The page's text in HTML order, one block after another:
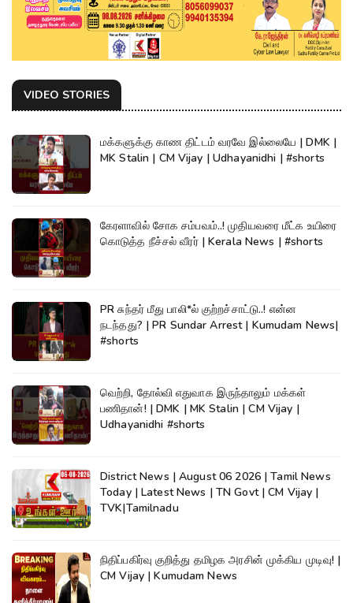
VIDEO STORIES
மக்களுக்கு காண திட்டம் வரவே இல்லையே | DMK |
MK Stalin | CM Vijay | Udhayanidhi | #shorts
கேரளாவில் சோக சம்பவம்..! முதியவரை மீட்க உயிரை
கொடுத்த நீச்சல் வீரர் | Kerala News | #shorts
PR சுந்தர் மீது பாலி*ல் குற்றச்சாட்டு..! என்ன
நடந்தது? | PR Sundar Arrest | Kumudam News|
#shorts
வெற்றி, தோல்வி எதுவாக இருந்தாலும் மக்கள்
பணிதான்! | DMK | MK Stalin | CM Vijay |
Udhayanidhi #shorts
District News | August 06 2026 | Tamil News
Today | Latest News | TN Govt | CM Vijay |
TVK|Tamilnadu
நிதிப்பகிர்வு குறித்து தமிழக அரசின் முக்கிய முடிவு! |
CM Vijay | Kumudam News